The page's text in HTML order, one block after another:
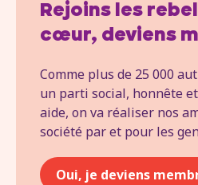
Rejoins les
cœur, deviens
Comme plus de 25 000
un parti social, honnête
aide, on va réaliser nos
société par et pour les
Oui, je deviens